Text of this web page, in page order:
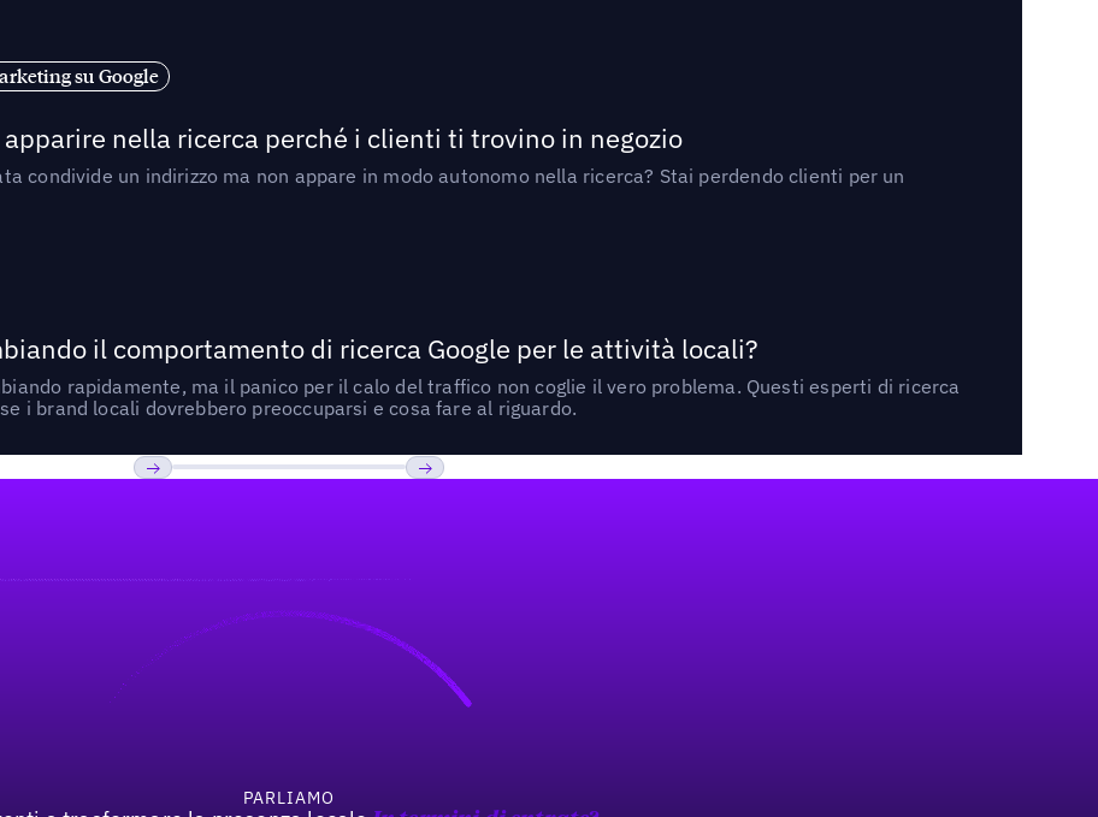
su Google
nella ricerca perché i clienti ti trovino in negozio
condivide un indirizzo ma non appare in modo autonomo nella ricerca? Stai perdendo clienti per un
il comportamento di ricerca Google per le attività locali?
rapidamente, ma il panico per il calo del traffico non coglie il vero problema. Questi esperti di ricerca
i brand locali dovrebbero preoccuparsi e cosa fare al riguardo.
PARLIAMO